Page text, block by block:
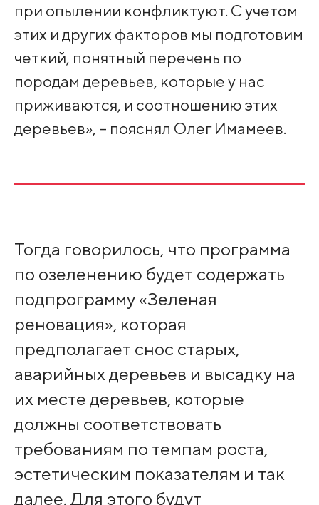
при опылении конфликтуют. С учетом
этих и других факторов мы подготовим
четкий, понятный перечень по
породам деревьев, которые у нас
приживаются, и соотношению этих
деревьев», – пояснял Олег Имамеев.
Тогда говорилось, что программа
по озеленению будет содержать
подпрограмму «Зеленая
реновация», которая
предполагает снос старых,
аварийных деревьев и высадку на
их месте деревьев, которые
должны соответствовать
требованиям по темпам роста,
эстетическим показателям и так
далее. Для этого будут